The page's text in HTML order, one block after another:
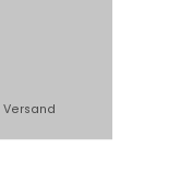
Versand